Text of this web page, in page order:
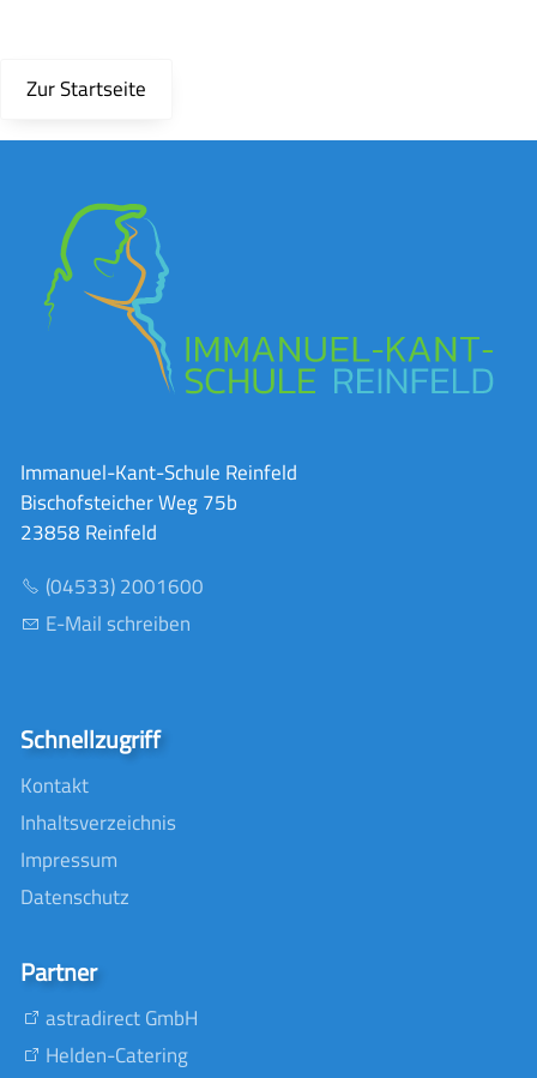
Zur Startseite
Immanuel-Kant-Schule Reinfeld
Bischofsteicher Weg 75b
23858 Reinfeld
(04533) 2001600
E-Mail schreiben
Schnellzugriff
Kontakt
Inhaltsverzeichnis
Impressum
Datenschutz
Partner
astradirect GmbH
Helden-Catering